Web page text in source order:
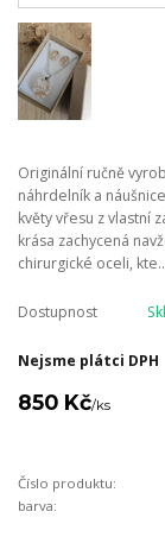
Originální ručně
náhrdelník a
květy vřesu z vlastní
krása zachycená
chirurgické oceli,
Dostupnost
Nejsme plátci DPH
850 Kč/ks
Číslo produktu:
barva: